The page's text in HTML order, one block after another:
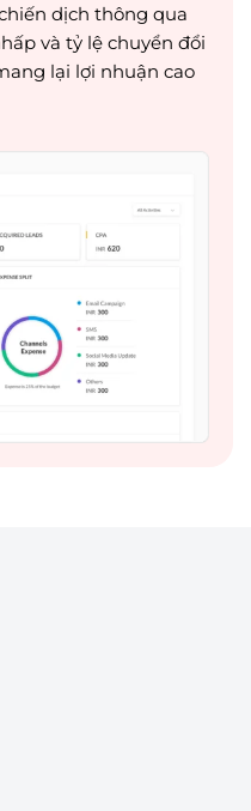
dịch thông qua
và tỷ lệ chuyển đổi
lại lợi nhuận cao